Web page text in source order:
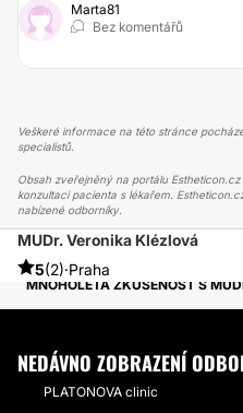
Marta81
Bez komentářů
Veškeré informace na této stránce
specialistů.
Obsah zveřejněný na portálu
konzultaci pacienta s lékařem.
nabízené odborníky.
MUDr. Veronika Klézlová
5(2)·Praha
ESTHETICON
PŘÍBĚHY
PŘÍBĚHY TÝKAJÍCÍ SE ZÁKROKU
MNOHOLETÁ ZKUŠENOST S
NEDÁVNO ZOBRAZENÍ
PLATONOVA clinic